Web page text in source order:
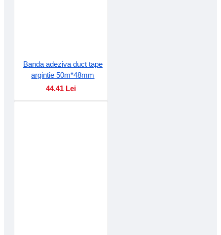
Banda adeziva duct tape
argintie 50m*48mm
44.41 Lei